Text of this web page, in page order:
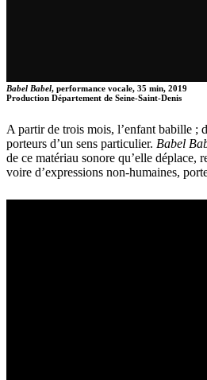
Babel Babel, performance vocale, 35 min, 2019
Production Département de Seine-Saint-Denis
A partir de trois mois, l’enfant babille ;
porteurs d’un sens particulier. Babel
de ce matériau sonore qu’elle
voire d’expressions non-humaines,